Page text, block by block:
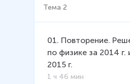
Тема 2
01. Повторение.
по физике за 2014
2015 г.
1 ч 46 мин